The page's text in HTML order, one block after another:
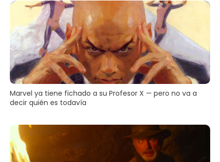
Marvel ya tiene fichado a su Profesor X — pero no va a
decir quién es todavía